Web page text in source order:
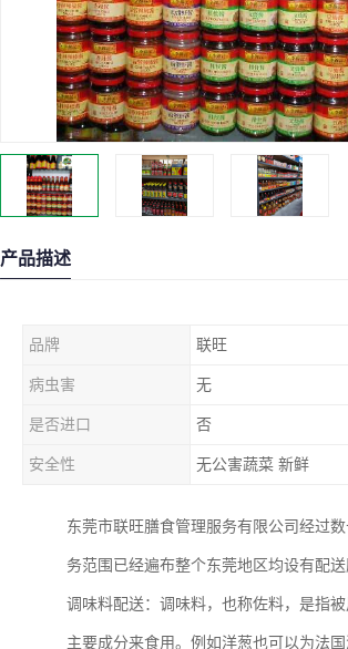
产品描述
品牌 联旺
病虫害 无
是否进口 否
安全性 无公害蔬菜 新鲜
东莞市联旺膳食管理服务有限公司经过
务范围已经遍布整个东莞地区均设有配
调味料配送：调味料，也称佐料，是指
主要成分来食用。例如洋葱也可以为法